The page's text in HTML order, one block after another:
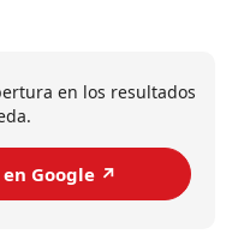
en los resultados
Google ↗️